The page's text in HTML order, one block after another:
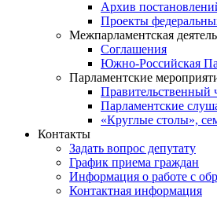
Архив
Проекты
Межпарламентская
Соглашения
Южно-Российская
Парламентские
Правительственный
Парламентские
«Круглые столы»,
Контакты
Задать вопрос депутату
График приема граждан
Информация о работе с
Контактная информация